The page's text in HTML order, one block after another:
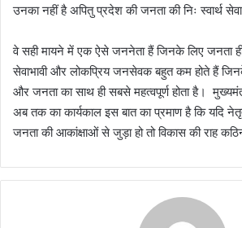
उनका नहीं है अपितु प्रदेश की जनता की निः स्वार्थ
वे सही मायने में एक ऐसे जननेता हैं जिनके लिए जनता
सेवाभावी और लोकप्रिय जनसेवक बहुत कम होते हैं
और जनता का साथ ही सबसे महत्वपूर्ण होता है।
अब तक का कार्यकाल इस बात का प्रमाण है कि यदि
जनता की आकांक्षाओं से जुड़ा हो तो विकास की राह